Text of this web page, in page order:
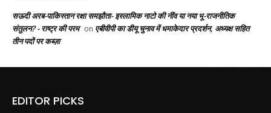
सऊदी अरब-पाकिस्तान रक्षा समझौता- इस्लामिक नाटो की नींव या नया भू-राजनीतिक
संतुलन? - राष्ट्र की परम on एबीवीपी का डीयू चुनाव में धमाकेदार प्रदर्शन, अध्यक्ष सहित
तीन पदों पर कब्ज़ा
EDITOR PICKS